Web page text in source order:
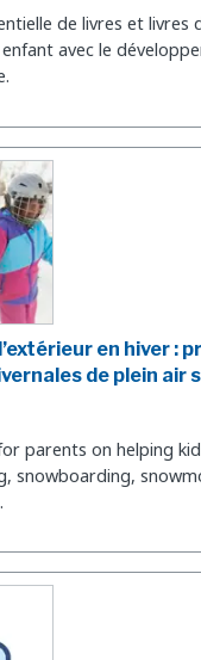
de livres et livres
avec le
en hiver :
de plein air
parents on helping
snowboarding,